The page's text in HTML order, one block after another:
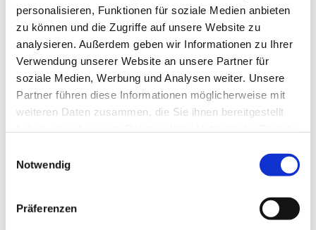
personalisieren, Funktionen für soziale Medien anbieten
zu können und die Zugriffe auf unsere Website zu
analysieren. Außerdem geben wir Informationen zu Ihrer
Verwendung unserer Website an unsere Partner für
soziale Medien, Werbung und Analysen weiter. Unsere
Partner führen diese Informationen möglicherweise mit
weiteren Daten zusammen, die Sie ihnen bereitgestellt
Notwendig
Präferenzen
Dies könnte Sie auch